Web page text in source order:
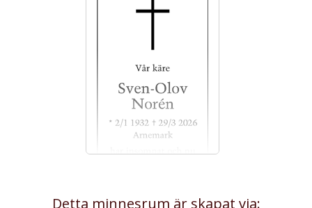
Detta minnesrum är skapat via: